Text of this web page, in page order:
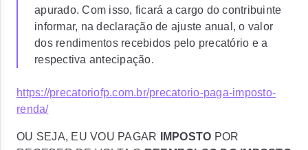
apurado. Com isso, ficará a cargo do contribuinte
informar, na declaração de ajuste anual, o valor
dos rendimentos recebidos pelo precatório e a
respectiva antecipação.
https://precatoriofp.com.br/precatorio-paga-imposto-
renda/
OU SEJA, EU VOU PAGAR IMPOSTO POR